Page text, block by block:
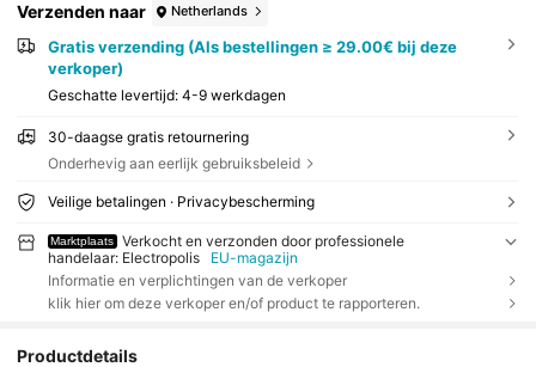
Verzenden naar Netherlands
Gratis verzending (Als bestellingen ≥ 29.00€ bij deze
verkoper)
Geschatte levertijd: 4-9 werkdagen
30-daagse gratis retournering
Onderhevig aan eerlijk gebruiksbeleid
Veilige betalingen · Privacybescherming
Marktplaats
Verkocht en verzonden door professionele
handelaar: Electropolis
EU-magazijn
Informatie en verplichtingen van de verkoper
klik hier om deze verkoper en/of product te rapporteren.
Productdetails